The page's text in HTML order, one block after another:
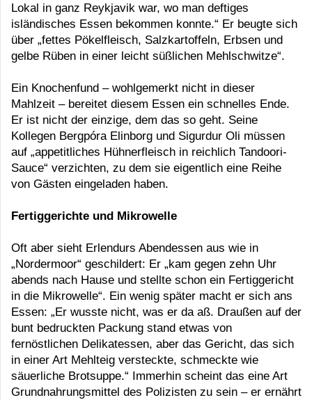
Lokal in ganz Reykjavik war, wo man deftiges
isländisches Essen bekommen konnte.“ Er beugte sich
über „fettes Pökelfleisch, Salzkartoffeln, Erbsen und
gelbe Rüben in einer leicht süßlichen Mehlschwitze“.
Ein Knochenfund – wohlgemerkt nicht in dieser
Mahlzeit – bereitet diesem Essen ein schnelles Ende.
Er ist nicht der einzige, dem das so geht. Seine
Kollegen Bergpóra Elinborg und Sigurdur Oli müssen
auf „appetitliches Hühnerfleisch in reichlich Tandoori-
Sauce“ verzichten, zu dem sie eigentlich eine Reihe
von Gästen eingeladen haben.
Fertiggerichte und Mikrowelle
Oft aber sieht Erlendurs Abendessen aus wie in
„Nordermoor“ geschildert: Er „kam gegen zehn Uhr
abends nach Hause und stellte schon ein Fertiggericht
in die Mikrowelle“. Ein wenig später macht er sich ans
Essen: „Er wusste nicht, was er da aß. Draußen auf der
bunt bedruckten Packung stand etwas von
fernöstlichen Delikatessen, aber das Gericht, das sich
in einer Art Mehlteig versteckte, schmeckte wie
säuerliche Brotsuppe.“ Immerhin scheint das eine Art
Grundnahrungsmittel des Polizisten zu sein – er ernährt